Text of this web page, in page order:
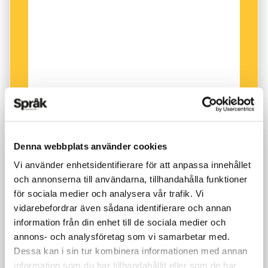
Denna webbplats använder cookies
Vi använder enhetsidentifierare för att anpassa innehållet
och annonserna till användarna, tillhandahålla funktioner
för sociala medier och analysera vår trafik. Vi
vidarebefordrar även sådana identifierare och annan
information från din enhet till de sociala medier och
annons- och analysföretag som vi samarbetar med.
Dessa kan i sin tur kombinera informationen med annan
information som du har tillhandahållit eller som de har
kontaktyta med svenskan via nätet, men
använder ofta engelsk ordföljd, som I dag jag
Kommer amerikasvenskan att leva vidare?
– Den äldre typen av amerikasvenska kommer
att försvinna, eftersom det i dag inte finns
några svenskspråkiga enklaver, där
samhällsfunktioner finns att tillgå på svenska.